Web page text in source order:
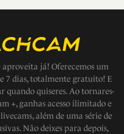
aproveita já! Oferecemos um
7 dias, totalmente gratuito! E
quando quiseres. Ao tornares-
+, ganhas acesso ilimitado e
além de uma série de
Não deixes para depois,